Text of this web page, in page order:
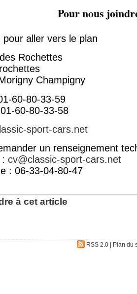
Pour nous
pour aller vers le plan
Rochettes
Champigny
60-80-33-59
60-80-33-58
sport-cars.net
un renseignement
cv@classic-sport-cars.net
: 06-33-04-80-47
à cet article
RSS 2.0| Plan du